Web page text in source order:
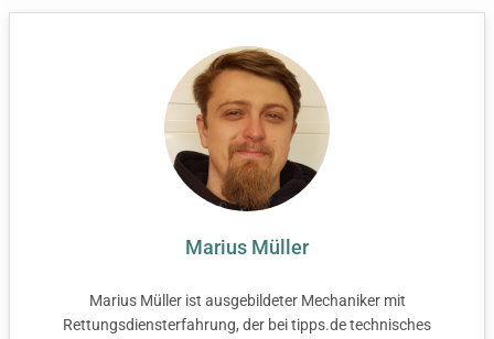
Marius Müller
Marius Müller ist ausgebildeter Mechaniker mit
Rettungsdiensterfahrung, der bei tipps.de technisches